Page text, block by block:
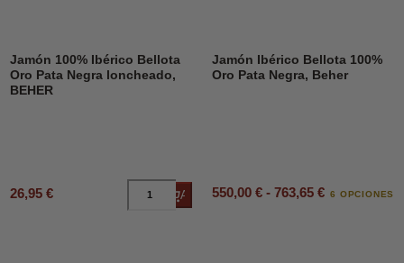
Jamón 100% Ibérico Bellota
Oro Pata Negra loncheado,
BEHER
26,95 € Añadir al carrito
Jamón Ibérico Bellota 100%
Oro Pata Negra, Beher
550,00 € - 763,65 € 6 OPCIONES